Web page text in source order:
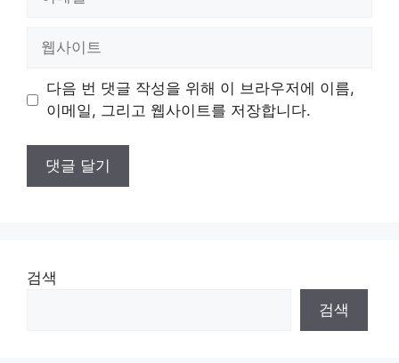
트
다음 번 댓글 작성을 위해 이 브라우저에 이름,
이메일, 그리고 웹사이트를 저장합니다.
검색
검색